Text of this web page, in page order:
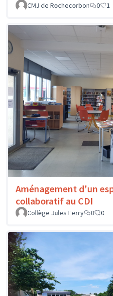
CMJ de Rochecorbon
0 1
Aménagement d'un
collaboratif au CDI
Collège Jules Ferry
0 0